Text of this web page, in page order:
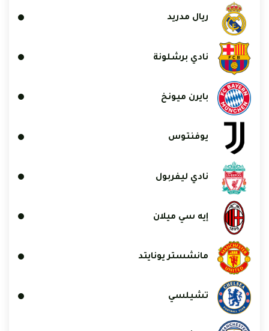
ريال مدريد
نادي برشلونة
بايرن ميونخ
يوفنتوس
نادي ليفربول
إيه سي ميلان
مانشستر يونايتد
تشيلسي